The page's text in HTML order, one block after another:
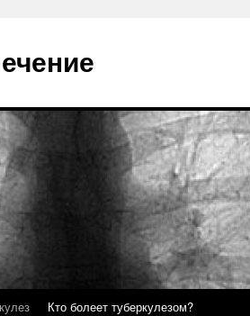
Кто болеет туберкулезом?